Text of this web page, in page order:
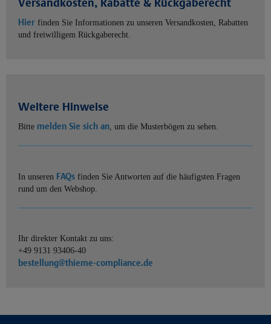
Hier finden Sie Informationen zu unseren Versandkosten, Rabatten
und freiwilligem Rückgaberecht.
Weitere Hinweise
Bitte melden Sie sich an, um die Musterbögen zu sehen.
In unseren FAQs finden Sie Antworten auf die häufigsten Fragen
rund um den Webshop.
Ihr direkter Kontakt zu uns:
+49 9131 93406-40
bestellung@thieme-compliance.de